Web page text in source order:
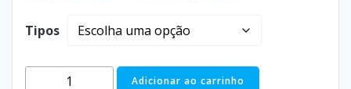
Tipos
Adicionar ao carrinho